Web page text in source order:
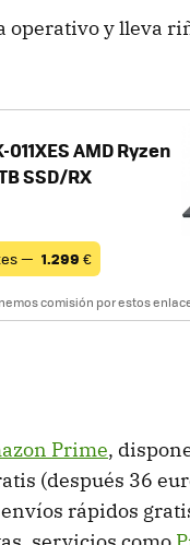
operativo y lleva
011XES AMD Ryzen
SSD/RX
— 1.299 €
comisión por estos
Prime,
(después 36
rápidos